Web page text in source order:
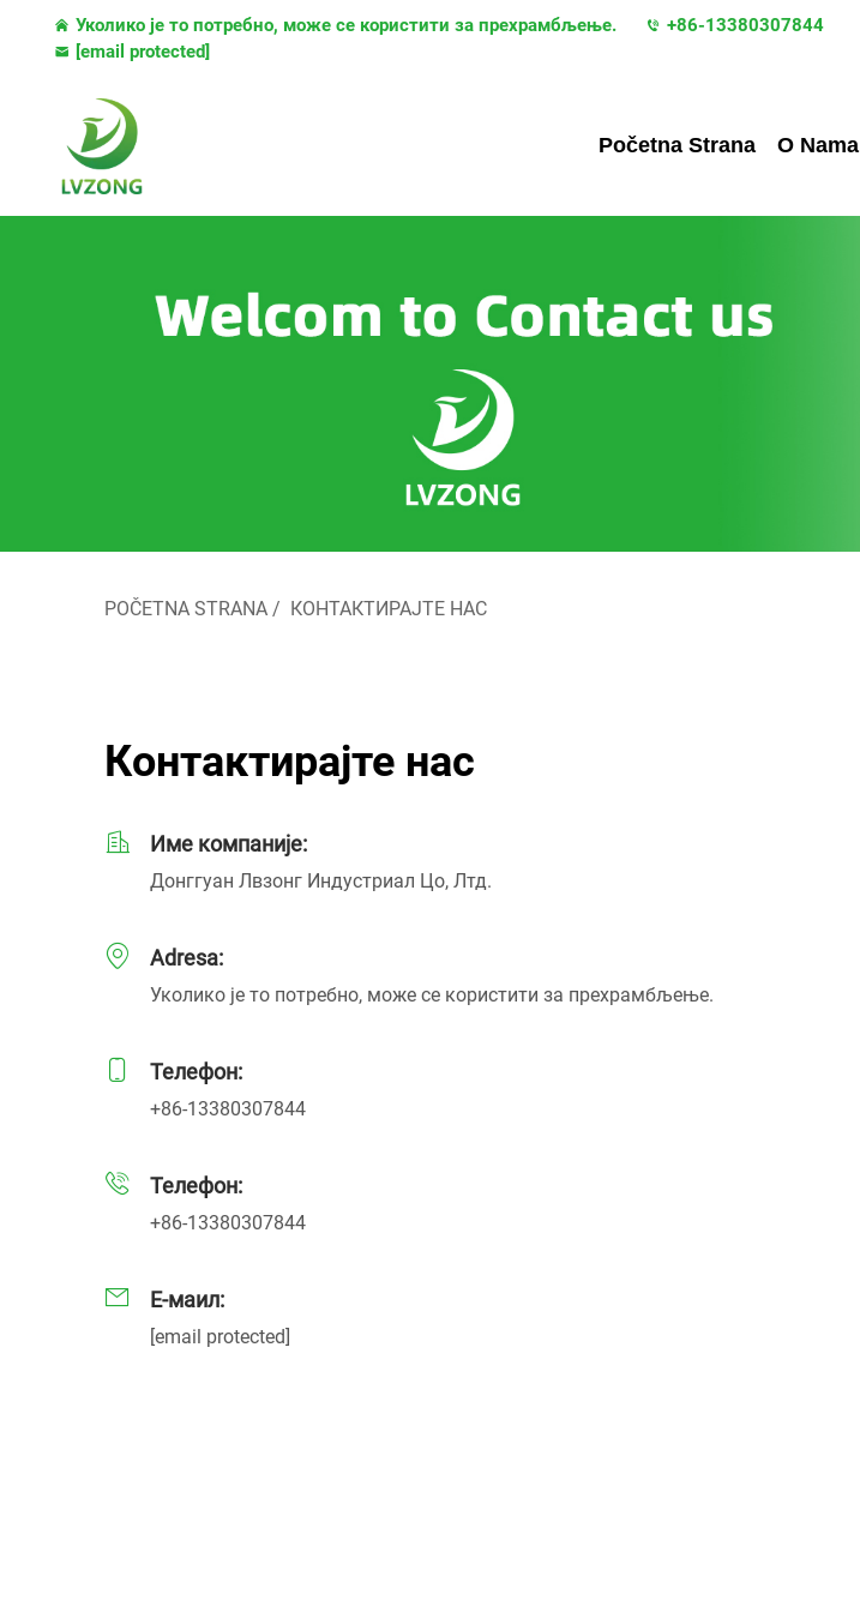
Уколико је то потребно, може се користити за прехрамбљење.
+86-13380307844
[email protected]
Početna Strana O Nama
POČETNA STRANA / КОНТАКТИРАЈТЕ НАС
Контактирајте нас
Име компаније:
Донггуан Лвзонг Индустриал Цо, Лтд.
Adresa:
Уколико је то потребно, може се користити за прехрамбљење.
Телефон:
+86-13380307844
Телефон:
+86-13380307844
Е-маил:
[email protected]